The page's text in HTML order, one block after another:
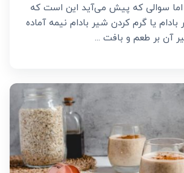
اما سوالی که پیش می‌آید این است که
یا گرم کردن شیر بادام نیمه آماده
آن بر طعم و بافت ...